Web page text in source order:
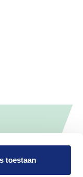
toestaan